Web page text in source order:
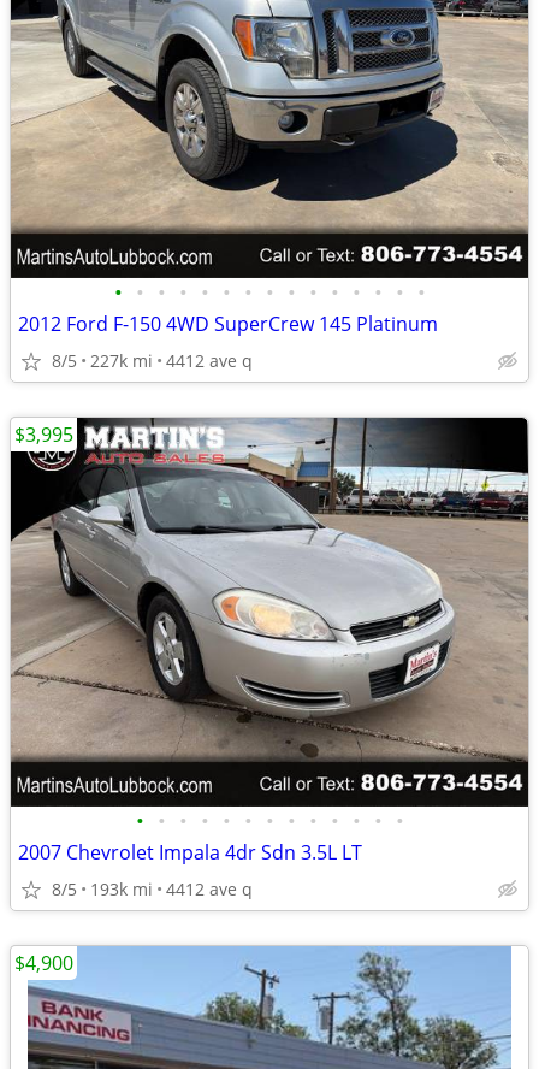
• • • • • • • • • • • • • • •
2012 Ford F-150 4WD SuperCrew 145 Platinum
8/5 227k mi 4412 ave q
• • • • • • • • • • • • •
2007 Chevrolet Impala 4dr Sdn 3.5L LT
8/5 193k mi 4412 ave q
$3,995
$4,900